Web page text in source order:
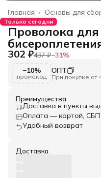
Основы для
Главная ›
Только сегодня
Проволока
302 ₽437 ₽−31%
−10%
промокод
ОПТ
При покупке от
Преимущества
Доставка в пункты
Оплата — картой, СБП
Удобный возврат
Доставка